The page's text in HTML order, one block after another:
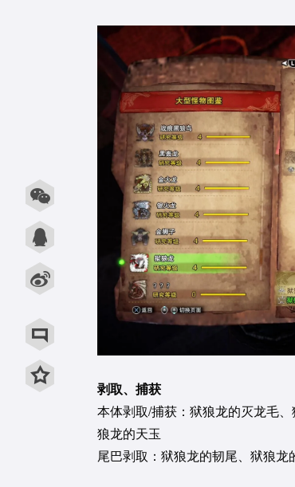
剥取、捕获
本体剥取/捕获：狱狼龙的灭龙毛
狼龙的天玉
尾巴剥取：狱狼龙的韧尾、狱狼龙
用微信扫描二维码